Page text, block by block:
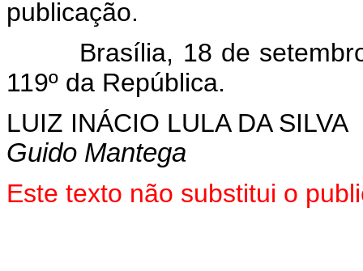
publicação.
Brasília, 18 de setembro
119º da República.
LUIZ INÁCIO LULA DA SILVA
Guido Mantega
Este texto não substitui o